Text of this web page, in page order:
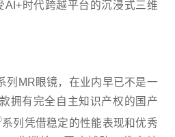
AI+时代跨越平台的沉浸式三维
列 MR眼镜，在业内早已不是一
拥有完全自主知识产权的国产
系列凭借稳定的性能表现和优秀